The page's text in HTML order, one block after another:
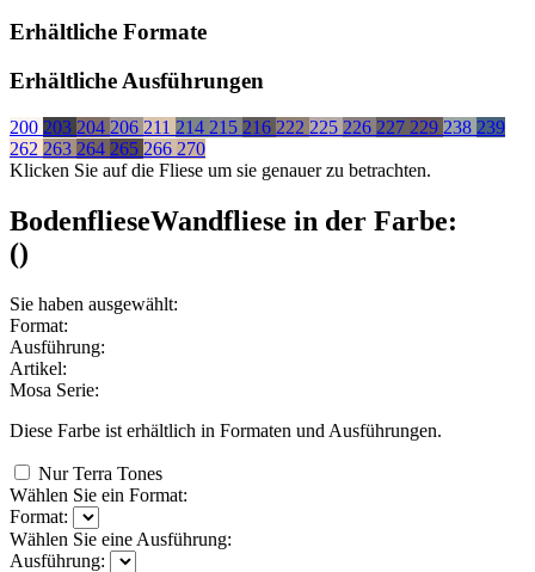
Erhältliche Formate
Erhältliche Ausführungen
200 203 204 206 211 214 215 216 222 225 226 227 229 238 239
262 263 264 265 266 270
Klicken Sie auf die Fliese um sie genauer zu betrachten.
BodenflieseWandfliese in der Farbe:
()
Sie haben ausgewählt:
Format:
Ausführung:
Artikel:
Mosa Serie:
Diese Farbe ist erhältlich in Formaten und Ausführungen.
Nur Terra Tones
Wählen Sie ein Format:
Format:
Wählen Sie eine Ausführung:
Ausführung: